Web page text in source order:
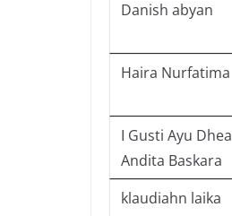
Danish abyan
Haira Nurfatima
I Gusti Ayu Dhea
Andita Baskara
klaudiahn laika